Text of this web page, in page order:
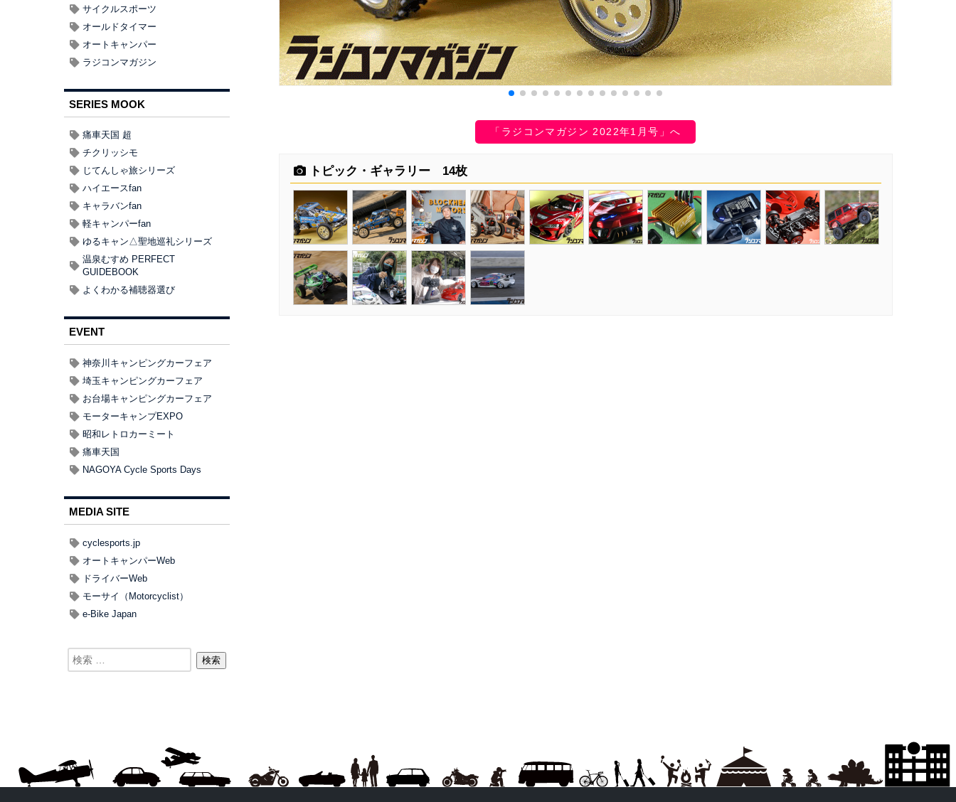
「ラジコンマガジン 2022年1月号」へ
トピック・ギャラリー 14枚
サイクルスポーツ
オールドタイマー
オートキャンパー
ラジコンマガジン
SERIES MOOK
痛車天国 超
チクリッシモ
じてんしゃ旅シリーズ
ハイエースfan
キャラバンfan
軽キャンパーfan
ゆるキャン△聖地巡礼シリーズ
温泉むすめ PERFECT
GUIDEBOOK
よくわかる補聴器選び
EVENT
神奈川キャンピングカーフェア
埼玉キャンピングカーフェア
お台場キャンピングカーフェア
モーターキャンプEXPO
昭和レトロカーミート
痛車天国
NAGOYA Cycle Sports Days
MEDIA SITE
cyclesports.jp
オートキャンパーWeb
ドライバーWeb
モーサイ（Motorcyclist）
e-Bike Japan